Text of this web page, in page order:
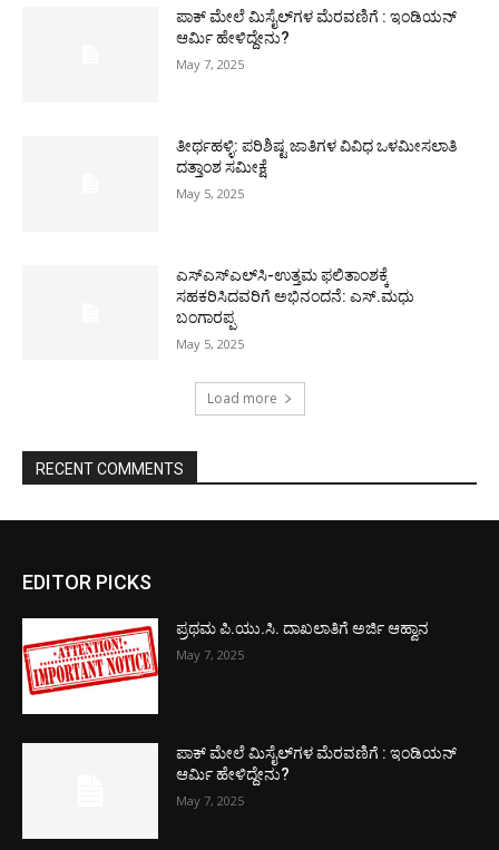
ಪಾಕ್​ ಮೇಲೆ ಮಿಸೈಲ್​ಗಳ ಮೆರವಣಿಗೆ : ಇಂಡಿಯನ್
ಆರ್ಮಿ ಹೇಳಿದ್ದೇನು?
May 7, 2025
ತೀರ್ಥಹಳ್ಳಿ: ಪರಿಶಿಷ್ಟ ಜಾತಿಗಳ ವಿವಿಧ ಒಳಮೀಸಲಾತಿ
ದತ್ತಾಂಶ ಸಮೀಕ್ಷೆ
May 5, 2025
ಎಸ್‌ಎಸ್‌ಎಲ್‌ಸಿ-ಉತ್ತಮ ಫಲಿತಾಂಶಕ್ಕೆ
ಸಹಕರಿಸಿದವರಿಗೆ ಅಭಿನಂದನೆ: ಎಸ್.ಮಧು
ಬಂಗಾರಪ್ಪ
May 5, 2025
Load more
RECENT COMMENTS
EDITOR PICKS
ಪ್ರಥಮ ಪಿ.ಯು.ಸಿ. ದಾಖಲಾತಿಗೆ ಅರ್ಜಿ ಆಹ್ವಾನ
May 7, 2025
ಪಾಕ್​ ಮೇಲೆ ಮಿಸೈಲ್​ಗಳ ಮೆರವಣಿಗೆ : ಇಂಡಿಯನ್
ಆರ್ಮಿ ಹೇಳಿದ್ದೇನು?
May 7, 2025